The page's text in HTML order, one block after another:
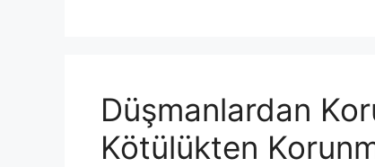
Düşmanlardan
Kötülükten